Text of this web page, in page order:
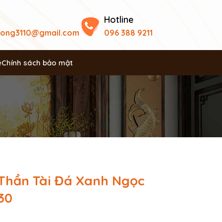
Hotline
096 388 9211
Chính sách bảo mật
Tài Đá Xanh Ngọc